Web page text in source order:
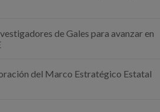
de Gales para avanzar en
del Marco Estratégico Estatal